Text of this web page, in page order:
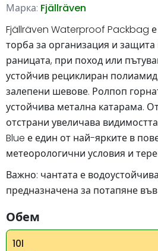
Марка: Fjällräven
Fjällräven Waterproof Packbag е
торба за организация и
раницата, при поход или
устойчив рециклиран полиамид
залепени шевове. Ролпоп
устойчива метална катарама.
отстрани увеличава
Blue е един от най-ярките в
метеорологични условия и
Важно: чантата е
предназначена за потапяне
Обем
10l